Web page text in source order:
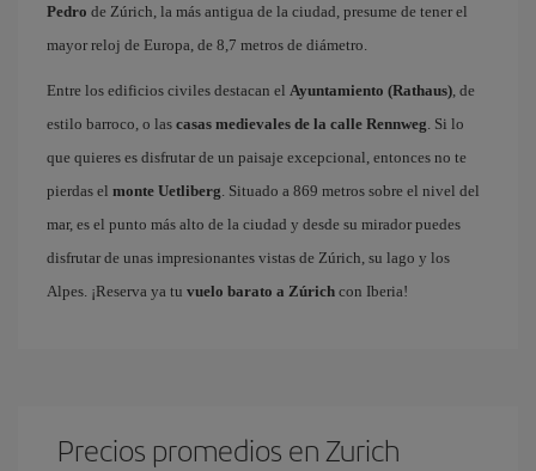
Pedro de Zúrich, la más antigua de la ciudad, presume de tener el
mayor reloj de Europa, de 8,7 metros de diámetro.
Entre los edificios civiles destacan el Ayuntamiento (Rathaus) , de
estilo barroco, o las casas medievales de la calle Rennweg . Si lo
que quieres es disfrutar de un paisaje excepcional, entonces no te
pierdas el monte Uetliberg . Situado a 869 metros sobre el nivel del
mar, es el punto más alto de la ciudad y desde su mirador puedes
disfrutar de unas impresionantes vistas de Zúrich, su lago y los
Alpes. ¡Reserva ya tu vuelo barato a Zúrich con Iberia!
Precios promedios en Zurich